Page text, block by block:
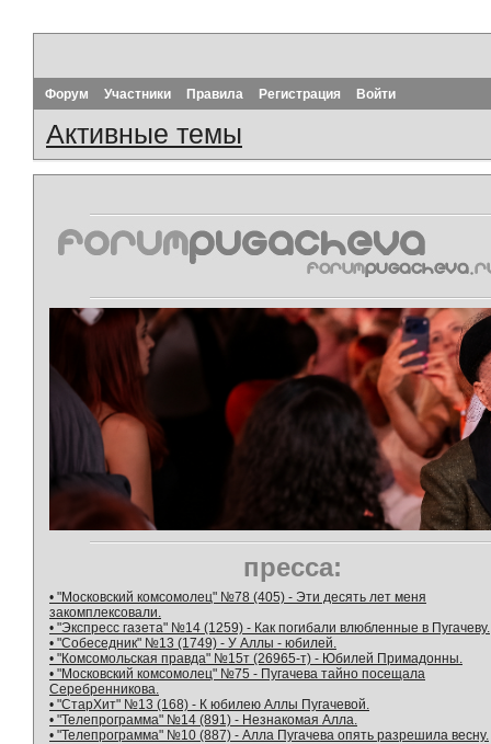
Форум Участники Правила Регистрация Войти
Активные темы
пресса:
• "Московский комсомолец" №78 (405) - Эти десять лет меня
закомплексовали.
• "Экспресс газета" №14 (1259) - Как погибали влюбленные в Пугачеву.
• "Собеседник" №13 (1749) - У Аллы - юбилей.
• "Комсомольская правда" №15т (26965-т) - Юбилей Примадонны.
• "Московский комсомолец" №75 - Пугачева тайно посещала
Серебренникова.
• "СтарХит" №13 (168) - К юбилею Аллы Пугачевой.
• "Телепрограмма" №14 (891) - Незнакомая Алла.
• "Телепрограмма" №10 (887) - Алла Пугачева опять разрешила весну.